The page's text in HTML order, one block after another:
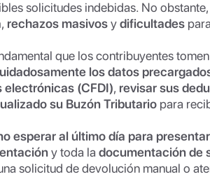
solicitudes indebidas. No
, rechazos masivosydificultades
que los contribuyentes
los datos
(CFDI), revisar sus
su Buzón Tributario para
esperar al último día para
y toda la documentación de
solicitud de devolución manual o